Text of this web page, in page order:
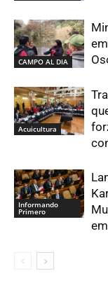
CAMPO AL DIA
Acuicultura
Informando
Primero